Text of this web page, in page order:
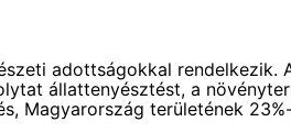
adottságokkal
állattenyésztést, a
Magyarország területének